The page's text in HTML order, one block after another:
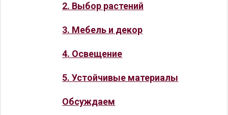
2. Выбор растений
3. Мебель и декор
4. Освещение
5. Устойчивые материалы
Обсуждаем